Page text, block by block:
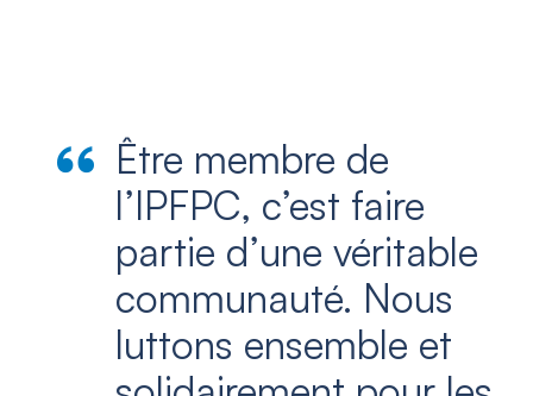
Être membre de
l’IPFPC, c’est faire
partie d’une véritable
communauté. Nous
luttons ensemble et